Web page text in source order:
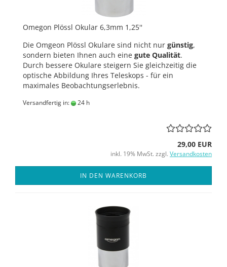
Omegon Plössl Okular 6,3mm 1,25''
Die Omgeon Plössl Okulare sind nicht nur günstig,
sondern bieten Ihnen auch eine gute Qualität.
Durch bessere Okulare steigern Sie gleichzeitig die
optische Abbildung Ihres Teleskops - für ein
maximales Beobachtungserlebnis.
Versandfertig in: 24 h
29,00 EUR
inkl. 19% MwSt. zzgl. Versandkosten
IN DEN WARENKORB